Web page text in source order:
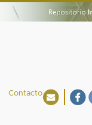
Contacto